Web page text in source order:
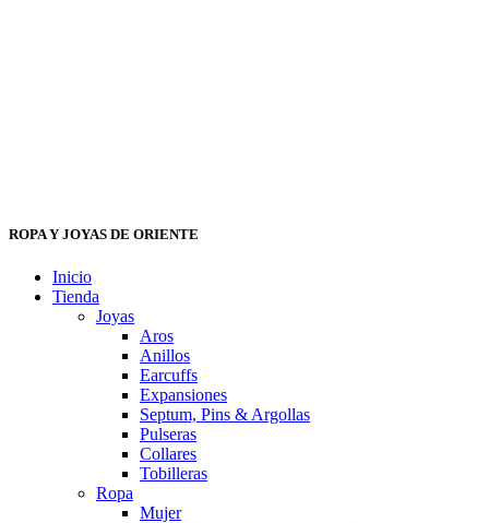
ROPA Y JOYAS DE ORIENTE
Inicio
Tienda
Joyas
Aros
Anillos
Earcuffs
Expansiones
Septum, Pins & Argollas
Pulseras
Collares
Tobilleras
Ropa
Mujer